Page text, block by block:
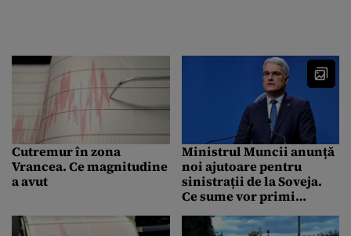
Cutremur în zona
Vrancea. Ce magnitudine
a avut
Ministrul Muncii anunță
noi ajutoare pentru
sinistrații de la Soveja.
Ce sume vor primi
care a distrus 32 de case